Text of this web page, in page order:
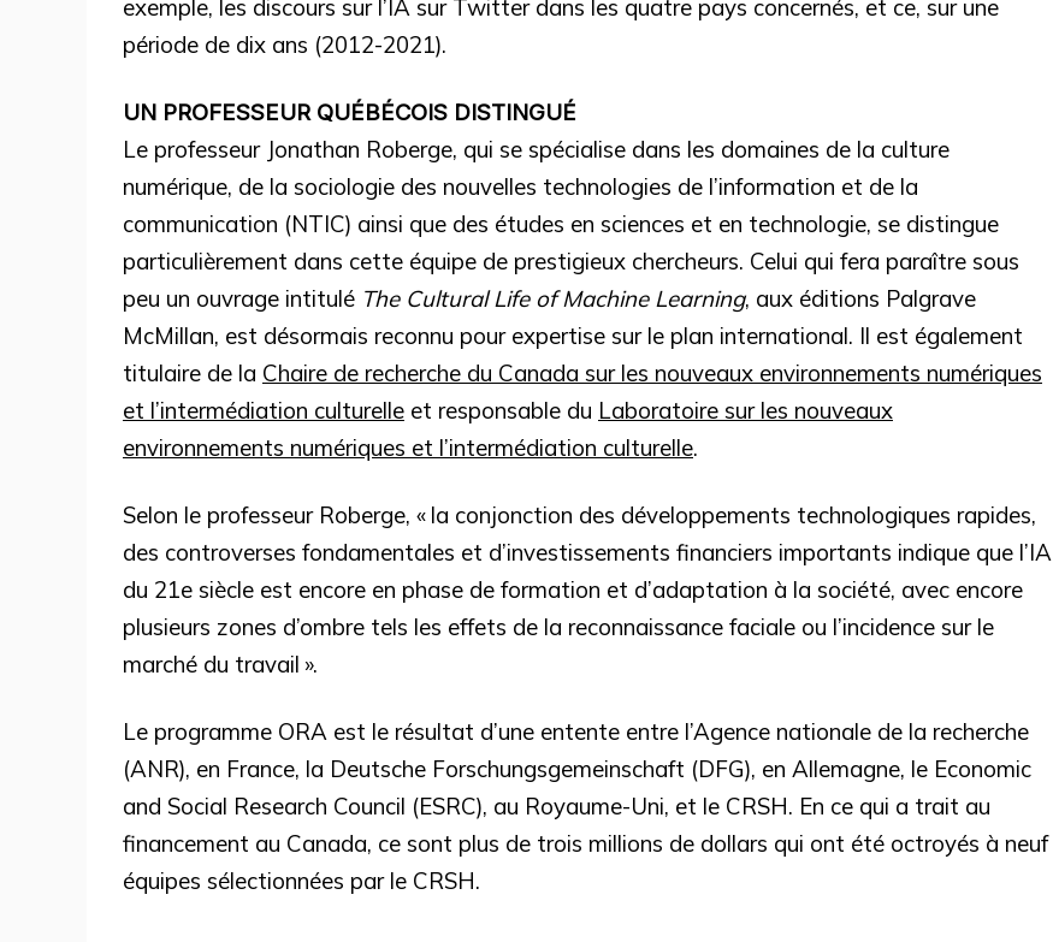
exemple, les discours sur l’IA sur Twitter dans les quatre pays concernés, et ce, sur une
période de dix ans (2012-2021).
UN PROFESSEUR QUÉBÉCOIS DISTINGUÉ
Le professeur Jonathan Roberge, qui se spécialise dans les domaines de la culture
numérique, de la sociologie des nouvelles technologies de l’information et de la
communication (NTIC) ainsi que des études en sciences et en technologie, se distingue
particulièrement dans cette équipe de prestigieux chercheurs. Celui qui fera paraître sous
peu un ouvrage intitulé The Cultural Life of Machine Learning, aux éditions Palgrave
McMillan, est désormais reconnu pour expertise sur le plan international. Il est également
titulaire de la Chaire de recherche du Canada sur les nouveaux environnements numériques
et l’intermédiation culturelle et responsable du Laboratoire sur les nouveaux
environnements numériques et l’intermédiation culturelle.
Selon le professeur Roberge, « la conjonction des développements technologiques rapides,
des controverses fondamentales et d’investissements financiers importants indique que l’IA
du 21e siècle est encore en phase de formation et d’adaptation à la société, avec encore
plusieurs zones d’ombre tels les effets de la reconnaissance faciale ou l’incidence sur le
marché du travail ».
Le programme ORA est le résultat d’une entente entre l’Agence nationale de la recherche
(ANR), en France, la Deutsche Forschungsgemeinschaft (DFG), en Allemagne, le Economic
and Social Research Council (ESRC), au Royaume-Uni, et le CRSH. En ce qui a trait au
financement au Canada, ce sont plus de trois millions de dollars qui ont été octroyés à neuf
équipes sélectionnées par le CRSH.